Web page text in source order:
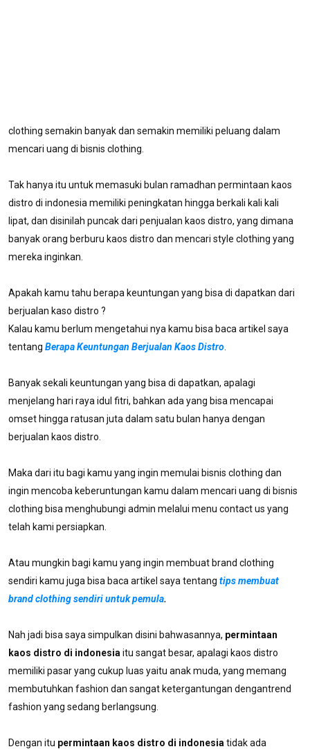
clothing semakin banyak dan semakin memiliki peluang dalam
mencari uang di bisnis clothing.
Tak hanya itu untuk memasuki bulan ramadhan permintaan kaos
distro di indonesia memiliki peningkatan hingga berkali kali kali
lipat, dan disinilah puncak dari penjualan kaos distro, yang dimana
banyak orang berburu kaos distro dan mencari style clothing yang
mereka inginkan.
Apakah kamu tahu berapa keuntungan yang bisa di dapatkan dari
berjualan kaso distro ?
Kalau kamu berlum mengetahui nya kamu bisa baca artikel saya
tentangBerapa Keuntungan Berjualan Kaos Distro
Banyak sekali keuntungan yang bisa di dapatkan, apalagi
menjelang hari raya idul fitri, bahkan ada yang bisa mencapai
omset hingga ratusan juta dalam satu bulan hanya dengan
berjualan kaos distro.
Maka dari itu bagi kamu yang ingin memulai bisnis clothing dan
ingin mencoba keberuntungan kamu dalam mencari uang di bisnis
clothing bisa menghubungi admin melalui menu contact us yang
telah kami persiapkan.
Atau mungkin bagi kamu yang ingin membuat brand clothing
sendiri kamu juga bisa baca artikel saya tentangtips membuat
brand clothing sendiri untuk pemula.
Nah jadi bisa saya simpulkan disini bahwasannya, permintaan
kaos distro di indonesia itu sangat besar, apalagi kaos distro
memiliki pasar yang cukup luas yaitu anak muda, yang memang
membutuhkan fashion dan sangat ketergantungan dengantrend
fashion yang sedang berlangsung.
Dengan itu permintaan kaos distro di indonesia tidak ada